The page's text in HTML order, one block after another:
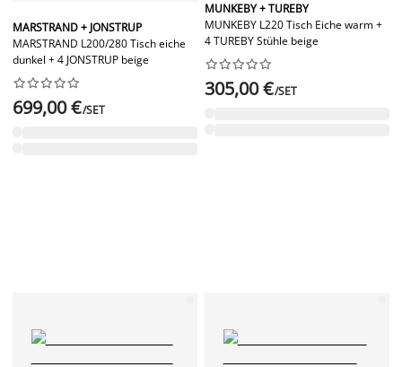
MARSTRAND + JONSTRUP
MARSTRAND L200/280 Tisch eiche
dunkel + 4 JONSTRUP beige






699,00 €/SET
MUNKEBY + TUREBY
MUNKEBY L220 Tisch Eiche warm +
4 TUREBY Stühle beige






305,00 €/SET